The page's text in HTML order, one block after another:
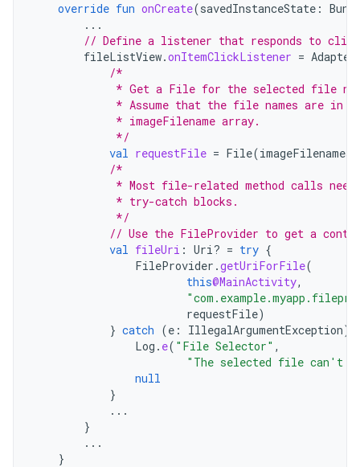
override fun onCreate(savedInstanceState :
...
// Define a listener that responds to
fileListView.onItemClickListener =
/*
* Get a File for the selected file
* Assume that the file names are in
             * imageFilename array.
             */
val requestFile = File(imageFilenames
/*
* Most file-related method calls need
             * try-catch blocks.
             */
// Use the FileProvider to get a
val fileUri : Uri? = try {
FileProvider .getUriForFile(
this@MainActivity,
requestFile)
} catch (e : IllegalArgumentException)
Log . e( "File Selector" ,
"The selected file can't
null
}
...
}
...
}